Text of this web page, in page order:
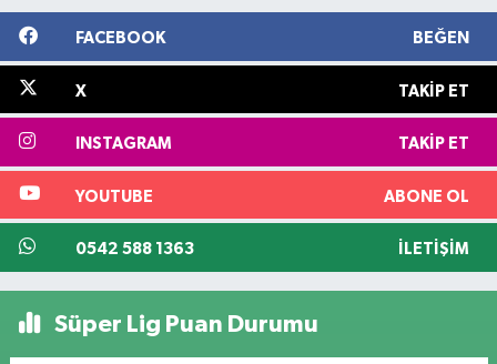
FACEBOOK BEĞEN
X TAKIP ET
INSTAGRAM TAKIP ET
YOUTUBE ABONE OL
0542 588 1363 İLETIŞIM
Süper Lig Puan Durumu